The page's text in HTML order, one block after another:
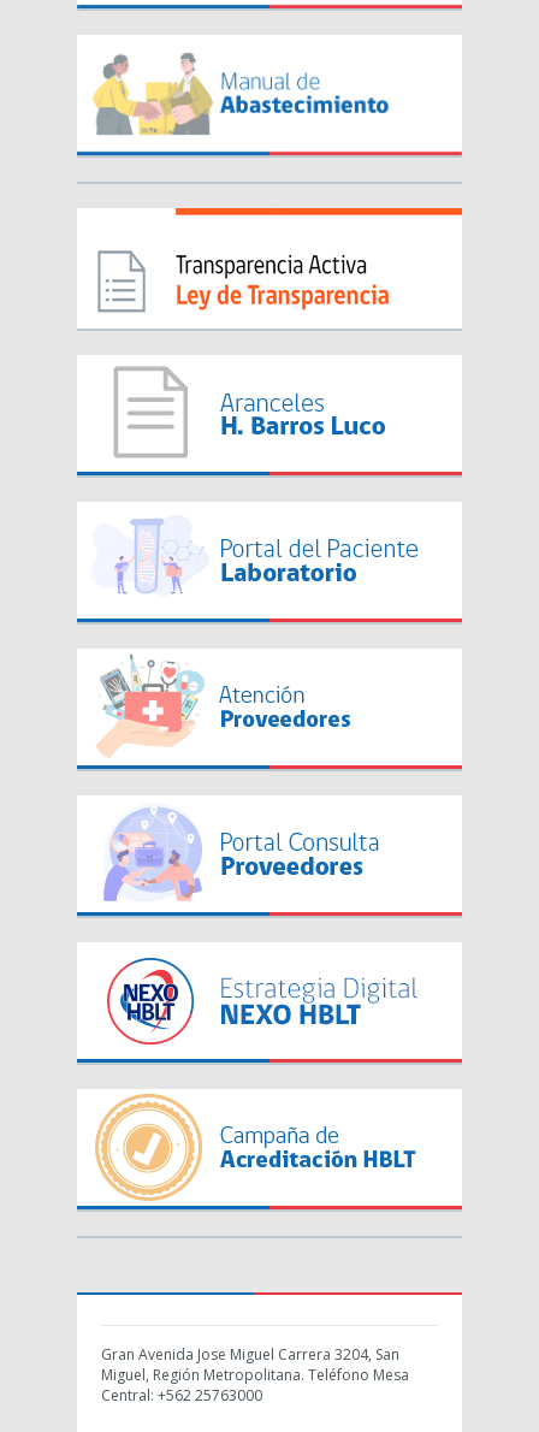
Gran Avenida Jose Miguel Carrera 3204, San
Miguel, Región Metropolitana. Teléfono Mesa
Central: +562 25763000